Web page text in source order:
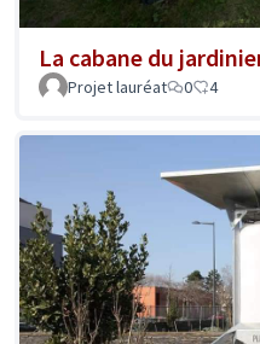
La cabane du
Projet lauréat 0 4